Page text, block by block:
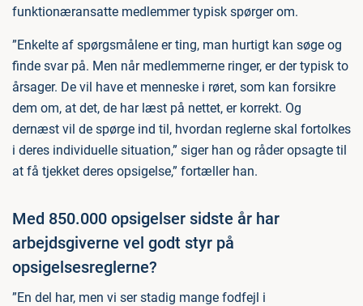
funktionæransatte medlemmer typisk spørger om.
”Enkelte af spørgsmålene er ting, man hurtigt kan søge og
finde svar på. Men når medlemmerne ringer, er der typisk to
årsager. De vil have et menneske i røret, som kan forsikre
dem om, at det, de har læst på nettet, er korrekt. Og
dernæst vil de spørge ind til, hvordan reglerne skal fortolkes
i deres individuelle situation,” siger han og råder opsagte til
at få tjekket deres opsigelse,” fortæller han.
Med 850.000 opsigelser sidste år har
arbejdsgiverne vel godt styr på
opsigelsesreglerne?
”En del har, men vi ser stadig mange fodfejl i